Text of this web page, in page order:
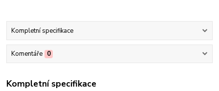
Kompletní specifikace
Komentáře 0
Kompletní specifikace